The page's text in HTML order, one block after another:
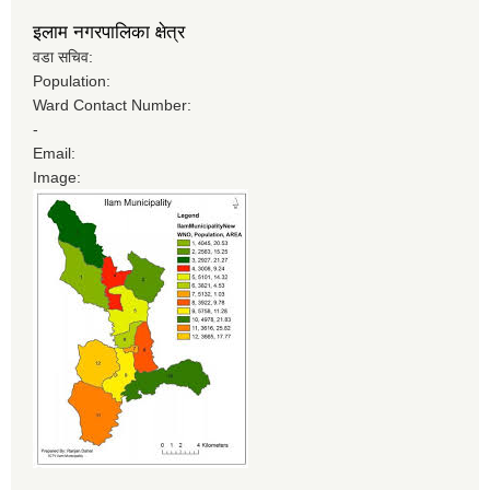
इलाम नगरपालिका क्षेत्र
वडा सचिव:
Population:
Ward Contact Number:
-
Email:
Image: